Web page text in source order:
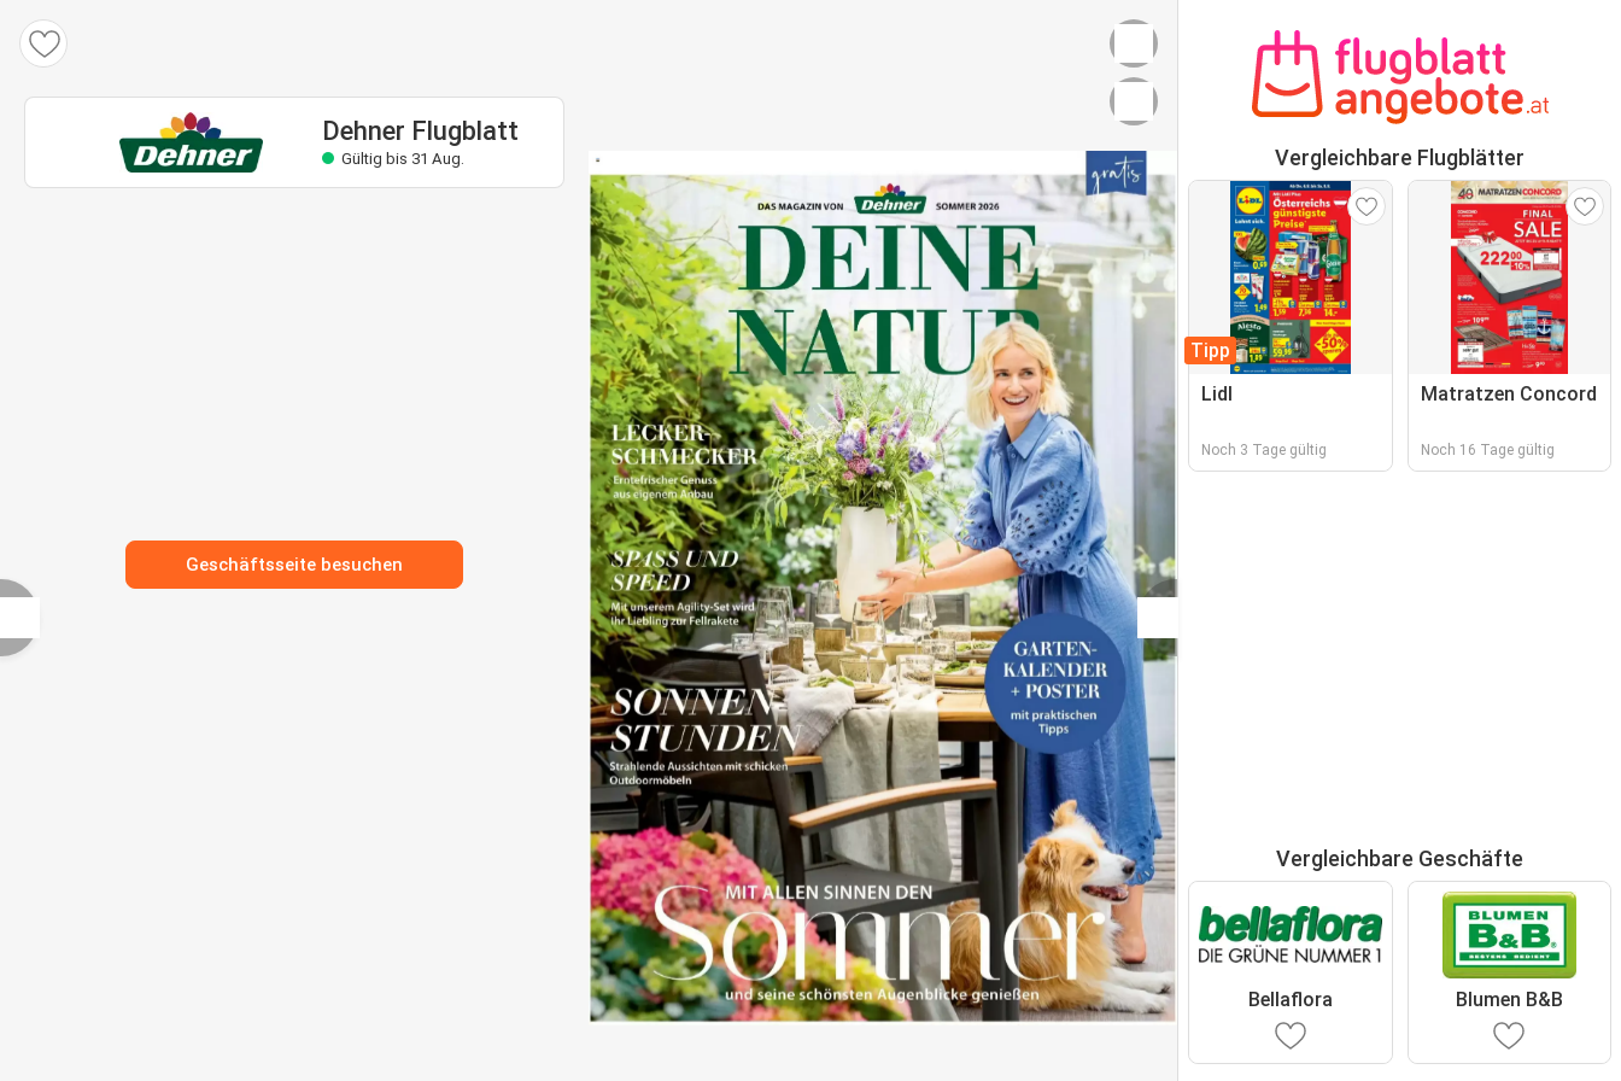
Dehner Flugblatt
Gültig bis 31 Aug.
Geschäftsseite besuchen
Vergleichbare Flugblätter
Tipp
Lidl
Noch 3 Tage gültig
Matratzen Concord
Noch 16 Tage gültig
Vergleichbare Geschäfte
Bellaflora Blumen B&B